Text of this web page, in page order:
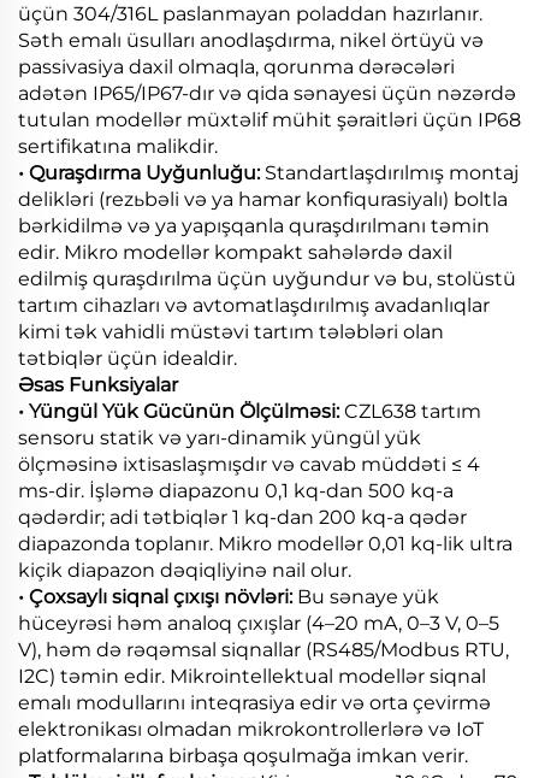
üçün 304/316L paslanmayan poladdan hazırlanır.
Səth emalı üsulları anodlaşdırma, nikel örtüyü və
passivasiya daxil olmaqla, qorunma dərəcələri
adətən IP65/IP67-dır və qida sənayesi üçün nəzərdə
tutulan modellər müxtəlif mühit şəraitləri üçün IP68
sertifikatına malikdir.
• Quraşdırma Uyğunluğu: Standartlaşdırılmış montaj
delikləri (rezьbəli və ya hamar konfiqurasiyalı) boltla
bərkidilmə və ya yapışqanla quraşdırılmanı təmin
edir. Mikro modellər kompakt sahələrdə daxil
edilmiş quraşdırılma üçün uyğundur və bu, stolüstü
tartım cihazları və avtomatlaşdırılmış avadanlıqlar
kimi tək vahidli müstəvi tartım tələbləri olan
tətbiqlər üçün idealdir.
Əsas Funksiyalar
• Yüngül Yük Gücünün Ölçülməsi:CZL638 tartım
sensoru statik və yarı-dinamik yüngül yük
ölçməsinə ixtisaslaşmışdır və cavab müddəti ≤ 4
ms-dir. İşləmə diapazonu 0,1 kq-dan 500 kq-a
qədərdir; adi tətbiqlər 1 kq-dan 200 kq-a qədər
diapazonda toplanır. Mikro modellər 0,01 kq-lik ultra
kiçik diapazon dəqiqliyinə nail olur.
• Çoxsaylı siqnal çıxışı növləri: Bu sənaye yük
hüceyrəsi həm analoq çıxışlar (4–20 mA, 0–3 V, 0–5
V), həm də rəqəmsal siqnallar (RS485/Modbus RTU,
I2C) təmin edir. Mikrointellektual modellər siqnal
emalı modullarını inteqrasiya edir və orta çevirmə
elektronikası olmadan mikrokontrollerlərə və IoT
platformalarına birbaşa qoşulmağa imkan verir.